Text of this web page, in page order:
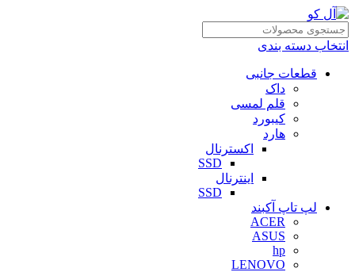
انتخاب دسته بندی
قطعات جانبی
داک
قلم لمسی
کیبورد
هارد
اکسترنال
SSD
اینترنال
SSD
لپ تاپ آکبند
ACER
ASUS
hp
LENOVO